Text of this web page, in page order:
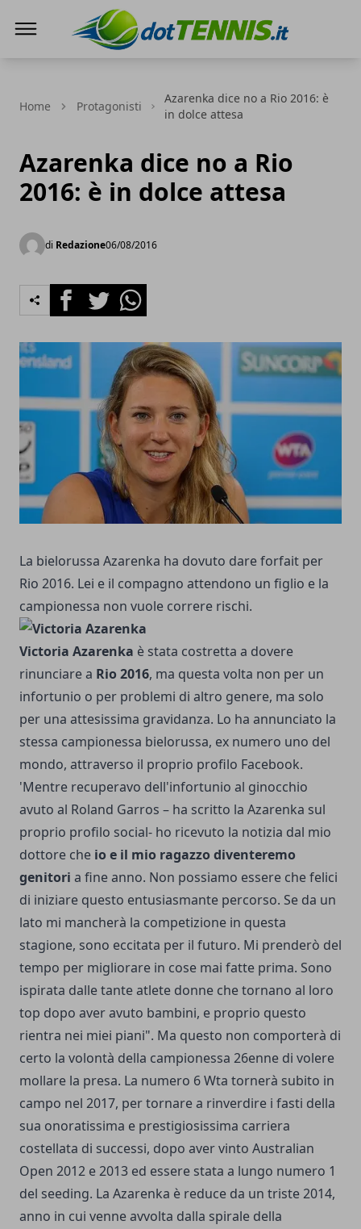
Home Protagonisti
Azarenka dice no a Rio 2016: è
in dolce attesa
Azarenka dice no a Rio
2016: è in dolce attesa
di Redazione06/08/2016
FacebookTwitterWhatsapp
La bielorussa Azarenka ha dovuto dare forfait per
Rio 2016. Lei e il compagno attendono un figlio e la
campionessa non vuole correre rischi.
Victoria Azarenka è stata costretta a dovere
rinunciare a Rio 2016, ma questa volta non per un
infortunio o per problemi di altro genere, ma solo
per una attesissima gravidanza. Lo ha annunciato la
stessa campionessa bielorussa, ex numero uno del
mondo, attraverso il proprio profilo Facebook.
'Mentre recuperavo dell'infortunio al ginocchio
avuto al Roland Garros – ha scritto la Azarenka sul
proprio profilo social- ho ricevuto la notizia dal mio
dottore che io e il mio ragazzo diventeremo
genitori a fine anno. Non possiamo essere che felici
di iniziare questo entusiasmante percorso. Se da un
lato mi mancherà la competizione in questa
stagione, sono eccitata per il futuro. Mi prenderò del
tempo per migliorare in cose mai fatte prima. Sono
ispirata dalle tante atlete donne che tornano al loro
top dopo aver avuto bambini, e proprio questo
rientra nei miei piani". Ma questo non comporterà di
certo la volontà della campionessa 26enne di volere
mollare la presa. La numero 6 Wta tornerà subito in
campo nel 2017, per tornare a rinverdire i fasti della
sua onoratissima e prestigiosissima carriera
costellata di successi, dopo aver vinto Australian
Open 2012 e 2013 ed essere stata a lungo numero 1
del seeding. La Azarenka è reduce da un triste 2014,
anno in cui venne avvolta dalla spirale della